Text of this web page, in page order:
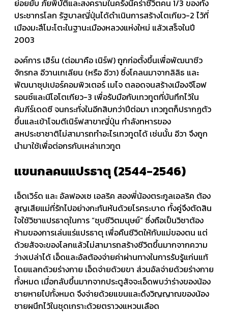
ย่อยยับ ภัยพิบัติและสงครามในครั้งนี้คร่าชีวิตคน 1/3 ของทั้ง
ประชากรโลก รัฐบาลญี่ปุ่นได้ดำเนินการสร้างโตเกียว-2 ไว้ที่
เมืองมะสึโมะโตะในฐานะเมืองหลวงแห่งใหม่ แล้วเสร็จในปี
2003
องค์การ เฮิร์น (ต่อมาคือ เนิร์ฟ) ถูกก่อตั้งขึ้นเพื่อพัฒนาชีว
จักรกล อีวานเกเลียน (หรือ อีวา) ซึ่งโคลนมาจากลิลิธ และ
พัฒนาซุปเปอร์คอมพิวเตอร์ เมไจ ตลอดจนสร้างเมืองจีโอฟ
รอนซ์และนีโอโตเกียว-3 เพื่อรับมือกับเทวทูตที่บันทึกไว้ใน
คัมภีร์เดดซี จนกระทั่งในอีกสิบกว่าปีต่อมา เทวทูตก็ปรากฏตัว
ขึ้นและเข้าโจมตีเนิร์ฟสาขาญี่ปุ่น กำลังทหารของ
สหประชาชาติไม่สามารถทำอะไรเทวทูตได้ เช่นนั้น อีวา จึงถูก
นำมาใช้เพื่อต่อกรกับเหล่าเทวทูต
แขนกลคนแปรธาตุ (2544-2546)
เอ็ดเวิร์ด และ อัลฟองเซ เอลริค สองพี่น้องตระกูลเอลริค ต้อง
สูญเสียแม่ที่รักไปอย่างกะทันหันด้วยโรคระบาด ทั้งคู่จึงตัดสิน
ใจใช้วิชาแปรธาตุในการ “ชุบชีวิตมนุษย์” ซึ่งถือเป็นวิชาต้อง
ห้ามของการเล่นแร่แปรธาตุ เพื่อคืนชีวิตให้กับแม่ของตน แต่
ด้วยสัจจะของโลกแล้วไม่สามารถสร้างชีวิตขึ้นมากจากความ
ว่างเปล่าได้ เอ็ดและอัลต้องจ่ายค่าผ่านทางในการรับรู้แก่นแท้
โดยแลกด้วยร่างกาย เอ็ดจ่ายด้วยขา ส่วนอัลจ่ายด้วยร่างกาย
ทั้งหมด เมื่อกลับขึ้นมากจากประตูสัจจะเอ็ดพบว่าร่างของน้อง
ชายหายไปทั้งหมด จึงจ่ายด้วยแขนและดึงวิญญาณของน้อง
ชายผนึกไว้ในชุดเกราะด้วยตราวงแหวนเลือด